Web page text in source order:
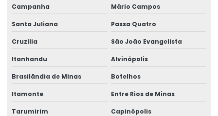
Campanha Mário Campos
Santa Juliana Passa Quatro
Cruzília São João Evangelista
Itanhandu Alvinópolis
Brasilândia de Minas Botelhos
Itamonte Entre Rios de Minas
Tarumirim Capinópolis